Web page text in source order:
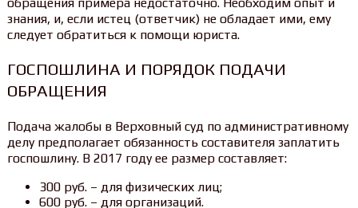
знания, и, если истец (ответчик) не обладает ими, ему
следует обратиться к помощи юриста.
ГОСПОШЛИНА И ПОРЯДОК ПОДАЧИ
ОБРАЩЕНИЯ
Подача жалобы в Верховный суд по административному
делу предполагает обязанность составителя заплатить
госпошлину. В 2017 году ее размер составляет:
300 руб. – для физических лиц;
600 руб. – для организаций.